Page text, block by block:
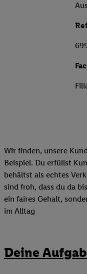
Wir finden, unsere
Beispiel. Du erfüllst
behältst als echtes
sind froh, dass du da
ein faires Gehalt,
im Alltag
Deine